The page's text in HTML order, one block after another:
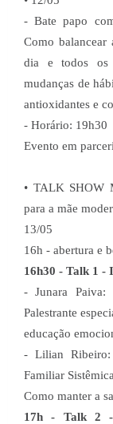
- Bate papo
Como balancear
dia e todos os
mudanças de
antioxidantes e
- Horário: 19h30
Evento em
• TALK SHOW
para a mãe
13/05
16h - abertura e
16h30 - Talk 1 -
- Junara Paiva:
Palestrante
educação
- Lilian Ribeiro:
Familiar
Como manter a
17h - Talk 2 -